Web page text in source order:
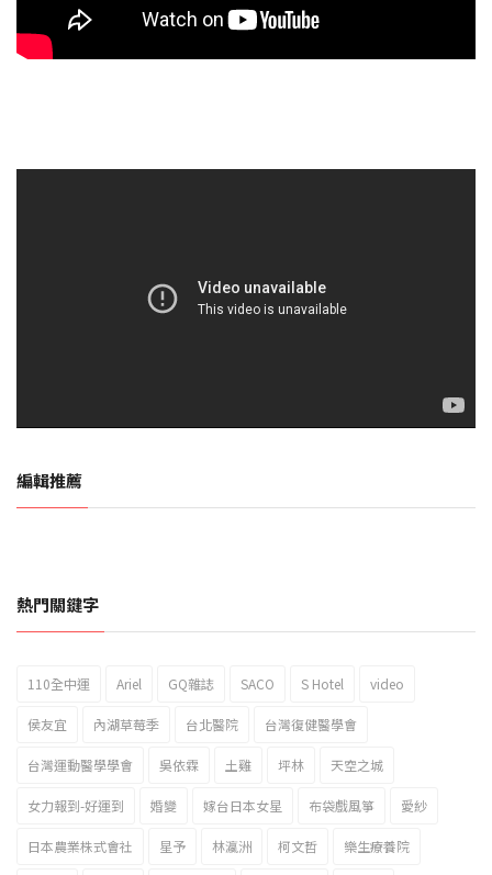
編輯推薦
2023新北市北海岸國際風箏節「風在石起」霸氣回歸
熱門關鍵字
110全中運 Ariel GQ雜誌 SACO S Hotel video
侯友宜 內湖草莓季 台北醫院 台灣復健醫學會
台灣運動醫學學會 吳依霖 土雞 坪林 天空之城
女力報到-好運到 婚變 嫁台日本女星 布袋戲風箏 愛紗
日本農業株式會社 星予 林瀛洲 柯文哲 樂生療養院